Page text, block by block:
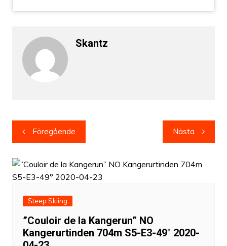
Skantz
Inläggsnavigering
Föregående Nästa
Steep Skiing
”Couloir de la Kangerun” NO
Kangerurtinden 704m S5-E3-49° 2020-